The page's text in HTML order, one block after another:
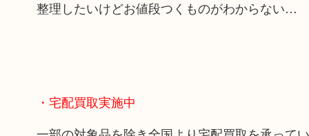
整理したいけどお値段つくものがわからない…
・宅配買取実施中